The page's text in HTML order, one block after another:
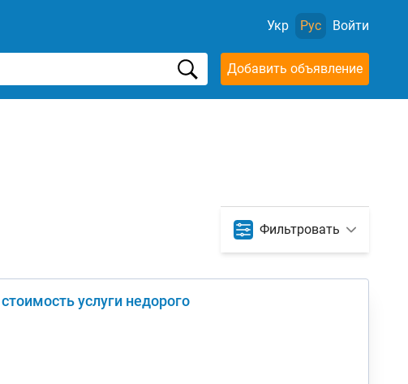
Укр Рус Войти
Добавить объявление
Фильтровать
услуги недорого